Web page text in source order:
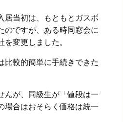
居当初は、もともとガスボ
のですが、ある時同窓会に
変更しました。
比較的簡単に手続きできた
んが、同級生が「値段は一
場合はおそらく価格は統一